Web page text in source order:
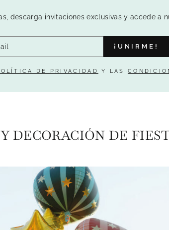
descarga invitaciones exclusivas y accede a
¡UNIRME!
DE PRIVACIDAD Y LAS
DECORACIÓN DE